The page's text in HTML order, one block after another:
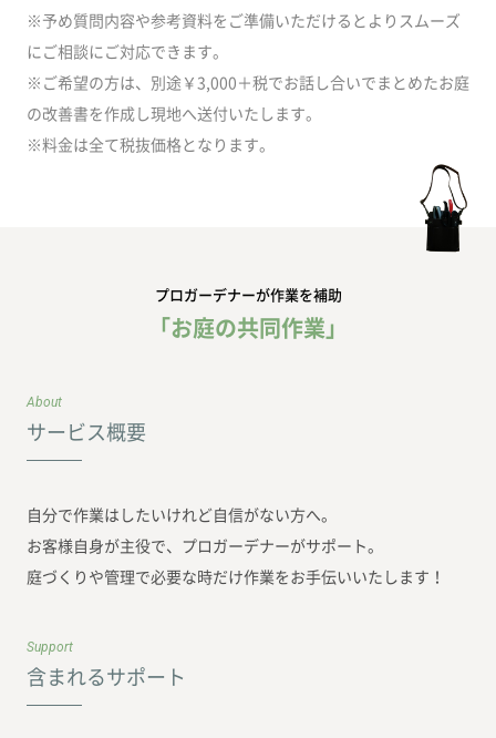
※予め質問内容や参考資料をご準備いただけるとよりスムーズ
にご相談にご対応できます。
※ご希望の方は、別途￥3,000＋税でお話し合いでまとめたお庭
の改善書を作成し現地へ送付いたします。
※料金は全て税抜価格となります。
プロガーデナーが作業を補助
「お庭の共同作業」
About
サービス概要
自分で作業はしたいけれど自信がない方へ。
お客様自身が主役で、プロガーデナーがサポート。
庭づくりや管理で必要な時だけ作業をお手伝いいたします！
Support
含まれるサポート